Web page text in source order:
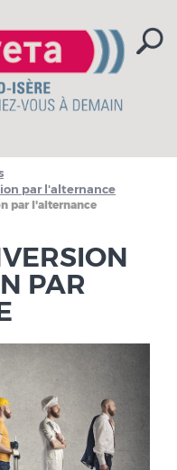
par l'alternance
par l'alternance
PAR